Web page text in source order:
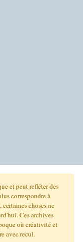
et peut refléter des
correspondre à
choses ne
Ces archives
où créativité et
avec recul.